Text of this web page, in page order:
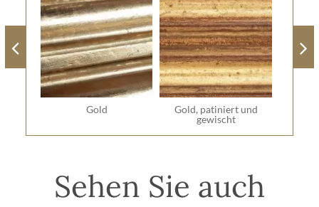
Gold
Gold, patiniert und
gewischt
Sehen Sie auch